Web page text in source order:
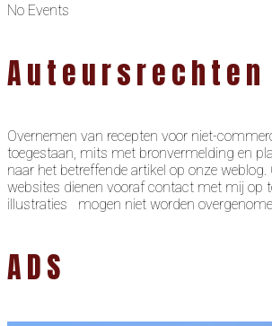
No Events
Auteursrechten
Overnemen van recepten voor niet-
toegestaan, mits met bronvermelding en
naar het betreffende artikel op onze
websites dienen vooraf contact met mij op
illustraties mogen niet worden
ADS